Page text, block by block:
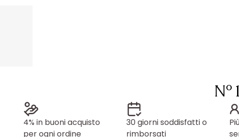
N°
4% in buoni acquisto
per ogni ordine
30 giorni soddisfatti o
rimborsati